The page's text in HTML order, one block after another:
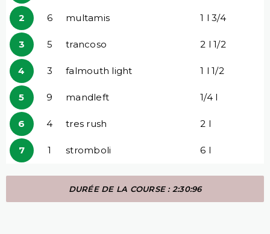
2 6 multamis 1 l 3/4
3 5 trancoso 2 l 1/2
4 3 falmouth light 1 l 1/2
5 9 mandleft 1/4 l
6 4 tres rush 2 l
7 1 stromboli 6 l
DURÉE DE LA COURSE : 2:30:96